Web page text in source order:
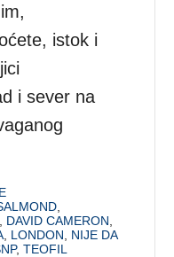
istok i
i sever na
DAVID CAMERON
LONDON
NIJE DA
,TEOFIL